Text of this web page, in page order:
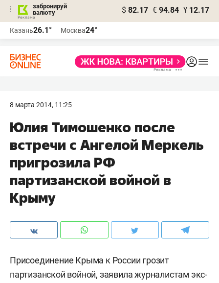
забронируй
валюту
$ 82.17 € 94.84 ¥ 12.17
Казань26.1° Москва24°
8 марта 2014, 11:25
Юлия Тимошенко после
встречи с Ангелой Меркель
пригрозила РФ
партизанской войной в
Крыму
Присоединение Крыма к России грозит
партизанской войной, заявила журналистам экс-